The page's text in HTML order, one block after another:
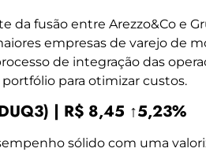
da fusão entre Arezzo&Co e
empresas de varejo de
de integração das
para otimizar custos.
| R$ 8,45 ↑5,23%
sólido com uma